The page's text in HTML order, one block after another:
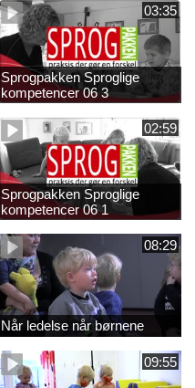
03:35
Sprogpakken Sproglige
kompetencer 06 3
02:59
Sprogpakken Sproglige
kompetencer 06 1
08:29
Når ledelse når børnene
09:55